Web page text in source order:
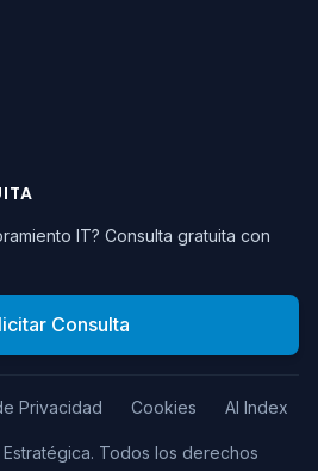
IT? Consulta gratuita con
Consulta
Privacidad Cookies AI Index
Todos los derechos